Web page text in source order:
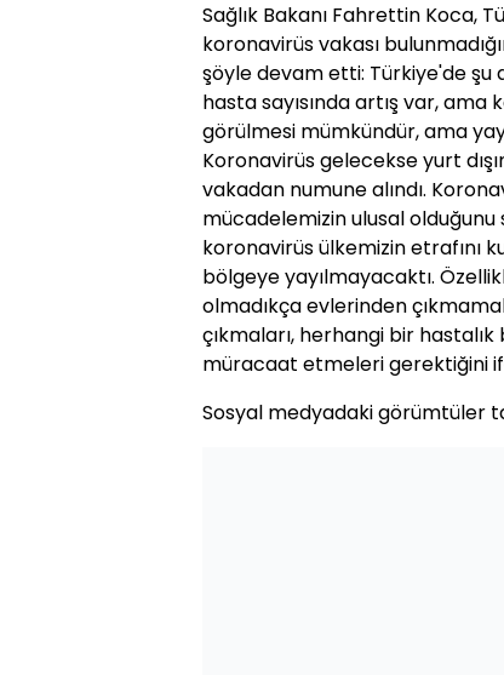
Sağlık Bakanı Fahrettin Koca,
koronavirüs vakası
şöyle devam etti: Türkiye'de şu
hasta sayısında artış var, ama
görülmesi mümkündür, ama
Koronavirüs gelecekse yurt
vakadan numune alındı.
mücadelemizin ulusal
koronavirüs ülkemizin etrafını
bölgeye yayılmayacaktı.
olmadıkça evlerinden
çıkmaları, herhangi bir
müracaat etmeleri gerektiğini
Sosyal medyadaki görümtüler